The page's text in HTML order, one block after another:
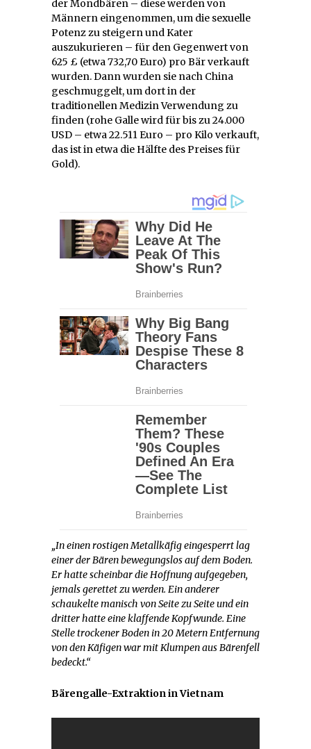
der Mondbären – diese werden von
Männern eingenommen, um die sexuelle
Potenz zu steigern und Kater
auszukurieren – für den Gegenwert von
625 £ (etwa 732,70 Euro) pro Bär verkauft
wurden. Dann wurden sie nach China
geschmuggelt, um dort in der
traditionellen Medizin Verwendung zu
finden (rohe Galle wird für bis zu 24.000
USD – etwa 22.511 Euro – pro Kilo verkauft,
das ist in etwa die Hälfte des Preises für
Gold).
„In einen rostigen Metallkäfig eingesperrt lag
einer der Bären bewegungslos auf dem Boden.
Er hatte scheinbar die Hoffnung aufgegeben,
jemals gerettet zu werden. Ein anderer
schaukelte manisch von Seite zu Seite und ein
dritter hatte eine klaffende Kopfwunde. Eine
Stelle trockener Boden in 20 Metern Entfernung
von den Käfigen war mit Klumpen aus Bärenfell
bedeckt.“
Bärengalle-Extraktion in Vietnam